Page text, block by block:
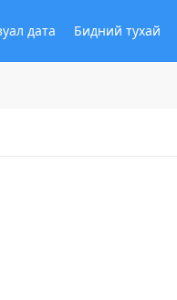
дата Бидний тухай